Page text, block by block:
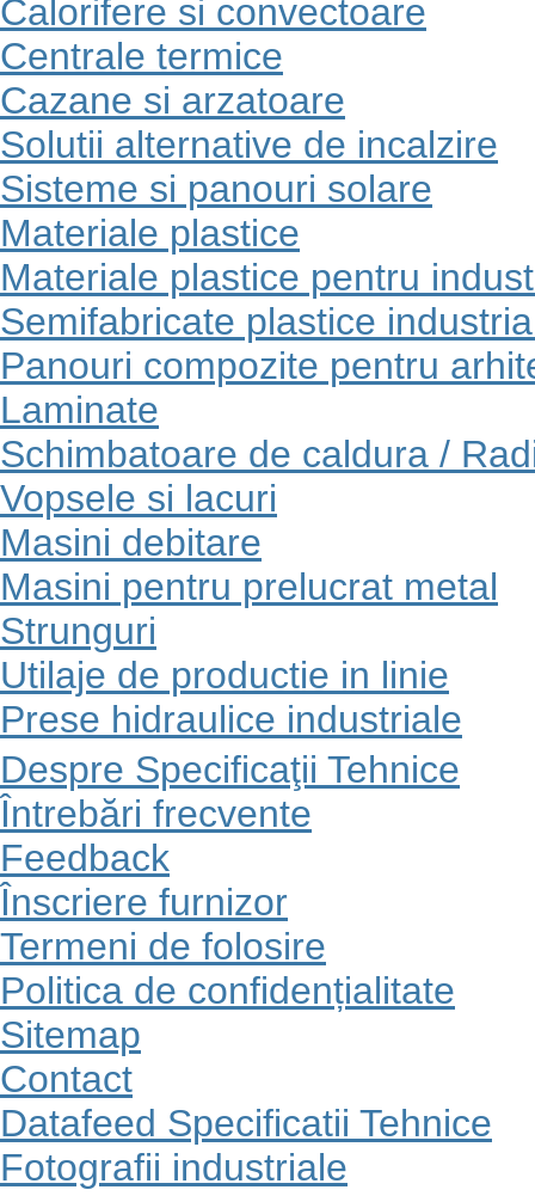
Calorifere si convectoare
Centrale termice
Cazane si arzatoare
Solutii alternative de incalzire
Sisteme si panouri solare
Materiale plastice
Materiale plastice pentru
Semifabricate plastice
Panouri compozite pentru
Laminate
Schimbatoare de caldura /
Vopsele si lacuri
Masini debitare
Masini pentru prelucrat metal
Strunguri
Utilaje de productie in linie
Prese hidraulice industriale
Despre Specificaţii Tehnice
Întrebări frecvente
Feedback
Înscriere furnizor
Termeni de folosire
Politica de confidențialitate
Sitemap
Contact
Datafeed Specificatii Tehnice
Fotografii industriale